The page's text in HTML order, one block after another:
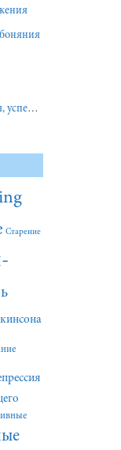
Старение